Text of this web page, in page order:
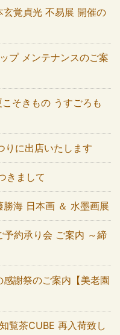
玄覚貞光 不易展 開催の
プ メンテナンスのご案
そきもの うすごろも
りに出店いたします
きまして
勝海 日本画 ＆ 水墨画展
予約承り会 ご案内 ～締
感謝祭のご案内【美老園
覧茶CUBE 再入荷致し